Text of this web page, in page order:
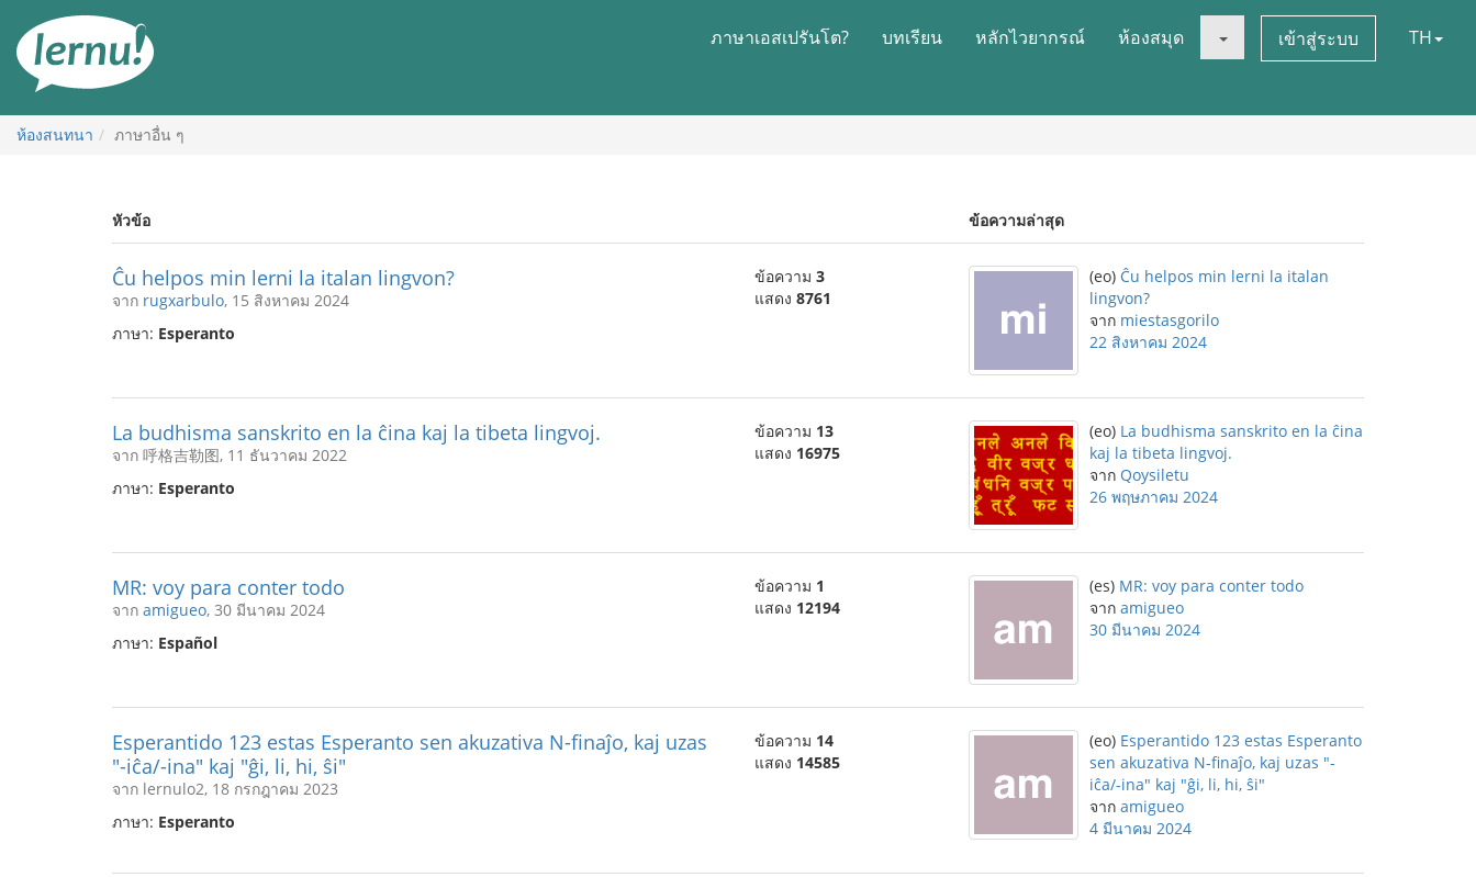
สารบัญ
ภาษาเอสเปรันโต? บทเรียน หลักไวยากรณ์ ห้องสมุด เข้าสู่ระบบ TH
ห้องสนทนา ภาษาอื่น ๆ
หัวข้อ ข้อความล่าสุด
Ĉu helpos min lerni la italan lingvon?
จาก rugxarbulo, 15 สิงหาคม 2024
ภาษา: Esperanto
ข้อความ 3
แสดง 8761
(eo) Ĉu helpos min lerni la italan
lingvon?
จาก miestasgorilo
22 สิงหาคม 2024
La budhisma sanskrito en la ĉina kaj la tibeta lingvoj.
จาก 呼格吉勒图, 11 ธันวาคม 2022
ภาษา: Esperanto
ข้อความ 13
แสดง 16975
(eo) La budhisma sanskrito en la ĉina
kaj la tibeta lingvoj.
จาก Qoysiletu
26 พฤษภาคม 2024
MR: voy para conter todo
จาก amigueo, 30 มีนาคม 2024
ภาษา: Español
ข้อความ 1
แสดง 12194
(es) MR: voy para conter todo
จาก amigueo
30 มีนาคม 2024
Esperantido 123 estas Esperanto sen akuzativa N-finaĵo, kaj uzas
"-iĉa/-ina" kaj "ĝi, li, hi, ŝi"
จาก lernulo2, 18 กรกฎาคม 2023
ภาษา: Esperanto
ข้อความ 14
แสดง 14585
(eo) Esperantido 123 estas Esperanto
sen akuzativa N-finaĵo, kaj uzas "-
iĉa/-ina" kaj "ĝi, li, hi, ŝi"
จาก amigueo
4 มีนาคม 2024